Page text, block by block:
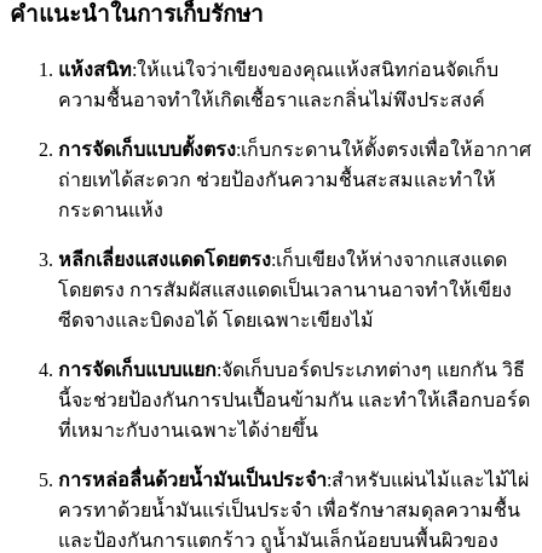
คำแนะนำในการเก็บรักษา
แห้งสนิท:ให้แน่ใจว่าเขียงของคุณแห้งสนิทก่อนจัดเก็บ
ความชื้นอาจทำให้เกิดเชื้อราและกลิ่นไม่พึงประสงค์
การจัดเก็บแบบตั้งตรง:เก็บกระดานให้ตั้งตรงเพื่อให้อากาศ
ถ่ายเทได้สะดวก ช่วยป้องกันความชื้นสะสมและทำให้
กระดานแห้ง
หลีกเลี่ยงแสงแดดโดยตรง:เก็บเขียงให้ห่างจากแสงแดด
โดยตรง การสัมผัสแสงแดดเป็นเวลานานอาจทำให้เขียง
ซีดจางและบิดงอได้ โดยเฉพาะเขียงไม้
การจัดเก็บแบบแยก:จัดเก็บบอร์ดประเภทต่างๆ แยกกัน วิธี
นี้จะช่วยป้องกันการปนเปื้อนข้ามกัน และทำให้เลือกบอร์ด
ที่เหมาะกับงานเฉพาะได้ง่ายขึ้น
การหล่อลื่นด้วยน้ำมันเป็นประจำ:สำหรับแผ่นไม้และไม้ไผ่
ควรทาด้วยน้ำมันแร่เป็นประจำ เพื่อรักษาสมดุลความชื้น
และป้องกันการแตกร้าว ถูน้ำมันเล็กน้อยบนพื้นผิวของ